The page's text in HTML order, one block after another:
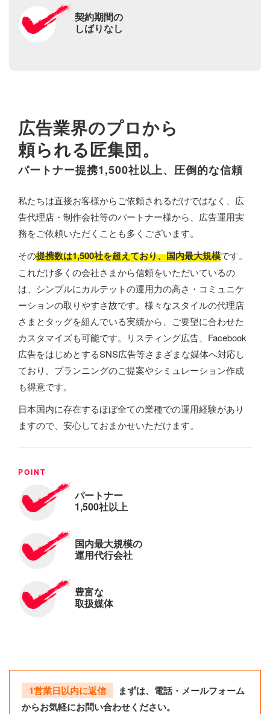
契約期間の
しばりなし
広告業界のプロから
頼られる匠集団。
パートナー提携1,500社以上、圧倒的な信頼
私たちは直接お客様からご依頼されるだけではなく、広
告代理店・制作会社等のパートナー様から、広告運用実
務をご依頼いただくことも多くございます。
その提携数は1,500社を超えており、国内最大規模です。
これだけ多くの会社さまから信頼をいただいているの
は、シンプルにカルテットの運用力の高さ・コミュニケ
ーションの取りやすさ故です。様々なスタイルの代理店
さまとタッグを組んでいる実績から、ご要望に合わせた
カスタマイズも可能です。リスティング広告、Facebook
広告をはじめとするSNS広告等さまざまな媒体へ対応し
ており、プランニングのご提案やシミュレーション作成
も得意です。
日本国内に存在するほぼ全ての業種での運用経験があり
ますので、安心しておまかせいただけます。
パートナー
1,500社以上
国内最大規模の
運用代行会社
豊富な
取扱媒体
1営業日以内に返信
まずは、電話・メールフォーム
からお気軽にお問い合わせください。